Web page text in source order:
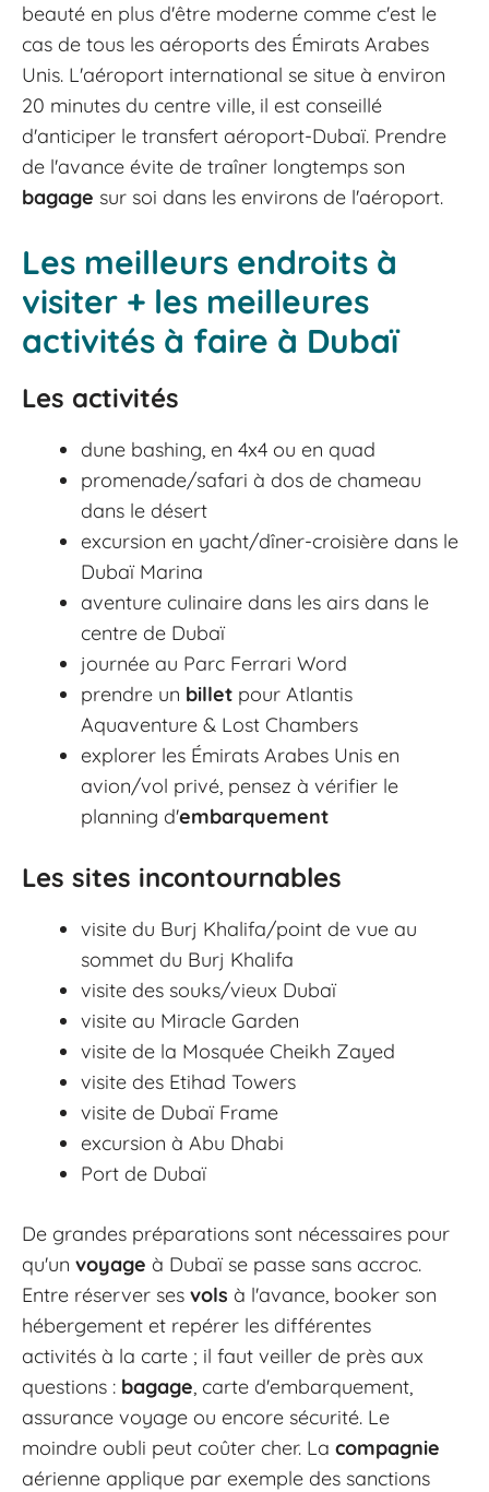
beauté en plus d'être moderne comme c'est le
cas de tous les aéroports des Émirats Arabes
Unis. L'aéroport international se situe à environ
20 minutes du centre ville, il est conseillé
d'anticiper le transfert aéroport-Dubaï. Prendre
de l'avance évite de traîner longtemps son
bagage sur soi dans les environs de l'aéroport.
Les meilleurs endroits à
visiter + les meilleures
activités à faire à Dubaï
Les activités
dune bashing, en 4x4 ou en quad
promenade/safari à dos de chameau
dans le désert
excursion en yacht/dîner-croisière dans le
Dubaï Marina
aventure culinaire dans les airs dans le
centre de Dubaï
journée au Parc Ferrari Word
prendre un billet pour Atlantis
Aquaventure & Lost Chambers
explorer les Émirats Arabes Unis en
avion/vol privé, pensez à vérifier le
planning d'embarquement
Les sites incontournables
visite du Burj Khalifa/point de vue au
sommet du Burj Khalifa
visite des souks/vieux Dubaï
visite au Miracle Garden
visite de la Mosquée Cheikh Zayed
visite des Etihad Towers
visite de Dubaï Frame
excursion à Abu Dhabi
Port de Dubaï
De grandes préparations sont nécessaires pour
qu'un voyage à Dubaï se passe sans accroc.
Entre réserver ses vols à l'avance, booker son
hébergement et repérer les différentes
activités à la carte ; il faut veiller de près aux
questions : bagage, carte d'embarquement,
assurance voyage ou encore sécurité. Le
moindre oubli peut coûter cher. La compagnie
aérienne applique par exemple des sanctions